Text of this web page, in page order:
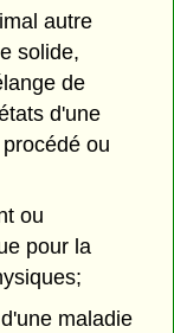
autre
solide,
de
d'une
ou
ou
pour la
maladie